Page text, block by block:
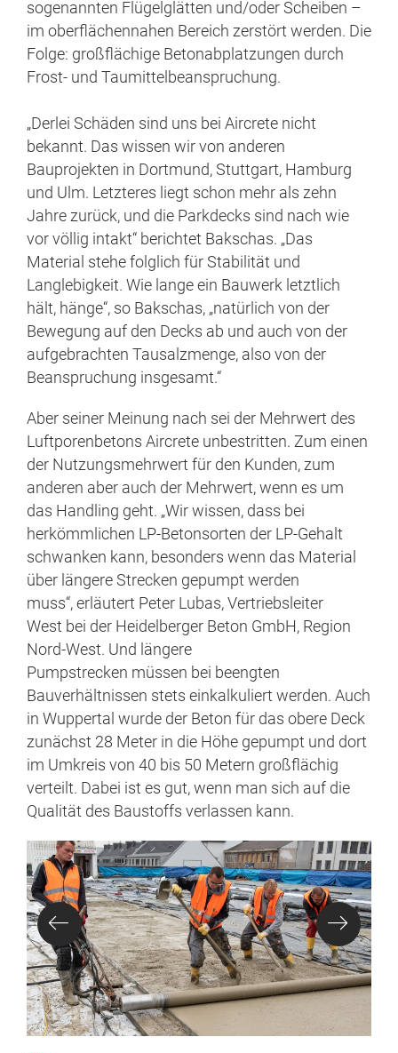
sogenannten Flügelglätten und/oder Scheiben –
im oberflächennahen Bereich zerstört werden. Die
Folge: großflächige Betonabplatzungen durch
Frost- und Taumittelbeanspruchung.
„Derlei Schäden sind uns bei Aircrete nicht
bekannt. Das wissen wir von anderen
Bauprojekten in Dortmund, Stuttgart, Hamburg
und Ulm. Letzteres liegt schon mehr als zehn
Jahre zurück, und die Parkdecks sind nach wie
vor völlig intakt“ berichtet Bakschas. „Das
Material stehe folglich für Stabilität und
Langlebigkeit. Wie lange ein Bauwerk letztlich
hält, hänge“, so Bakschas, „natürlich von der
Bewegung auf den Decks ab und auch von der
aufgebrachten Tausalzmenge, also von der
Beanspruchung insgesamt.“
Aber seiner Meinung nach sei der Mehrwert des
Luftporenbetons Aircrete unbestritten. Zum einen
der Nutzungsmehrwert für den Kunden, zum
anderen aber auch der Mehrwert, wenn es um
das Handling geht. „Wir wissen, dass bei
herkömmlichen LP-Betonsorten der LP-Gehalt
schwanken kann, besonders wenn das Material
über längere Strecken gepumpt werden
muss“, erläutert Peter Lubas, Vertriebsleiter
West bei der Heidelberger Beton GmbH, Region
Nord-West. Und längere
Pumpstrecken müssen bei beengten
Bauverhältnissen stets einkalkuliert werden. Auch
in Wuppertal wurde der Beton für das obere Deck
zunächst 28 Meter in die Höhe gepumpt und dort
im Umkreis von 40 bis 50 Metern großflächig
verteilt. Dabei ist es gut, wenn man sich auf die
Qualität des Baustoffs verlassen kann.